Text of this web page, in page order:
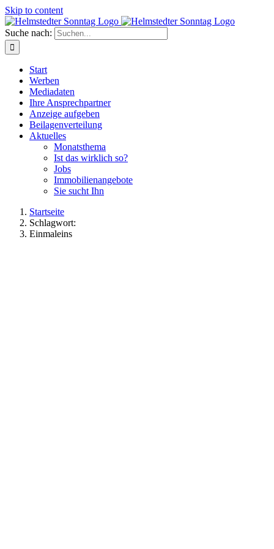
Skip to content
Suche nach:
Start
Werben
Mediadaten
Ihre Ansprechpartner
Anzeige aufgeben
Beilagenverteilung
Aktuelles
Monatsthema
Ist das wirklich so?
Jobs
Immobilienangebote
Sie sucht Ihn
Startseite
Schlagwort:
Einmaleins